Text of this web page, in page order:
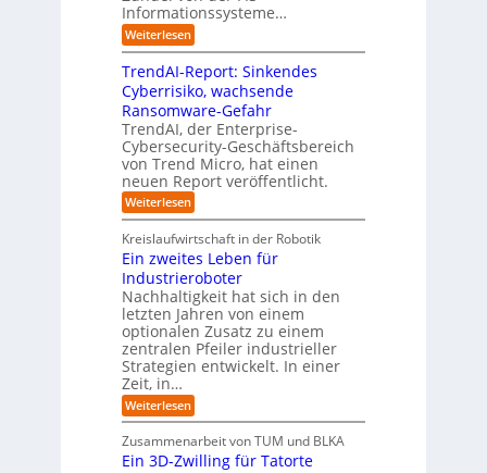
g
t
e
m
v
o
n
F
o
r
m
w
a
s
b
e
i
r
g
e
g
e
n
ü
b
e
r
n
i
c
h
t
-
e
u
r
o
p
i
s
c
h
b
e
i
d
e
r
O
r
i
e
n
t
i
e
r
u
n
g
Informationssysteme…
Weiterlesen:
I
n
d
u
s
t
r
i
a
l
A
I
n
S
A
P
:
W
i
e
s
u
b
r
e
TrendAI-Report: Sinkendes
Cyberrisiko, wachsende
Ransomware-Gefahr
TrendAI, der Enterprise-
Cybersecurity-Geschäftsbereich
von Trend Micro, hat einen
neuen Report veröffentlicht.
Weiterlesen:
T
e
n
d
A
I
-
R
e
p
r
t
S
i
Kreislaufwirtschaft in der Robotik
Ein zweites Leben für
Industrieroboter
Nachhaltigkeit hat sich in den
letzten Jahren von einem
optionalen Zusatz zu einem
zentralen Pfeiler industrieller
Strategien entwickelt. In einer
Zeit, in…
Weiterlesen:
E
n
z
Zusammenarbeit von TUM und BLKA
Ein 3D-Zwilling für Tatorte